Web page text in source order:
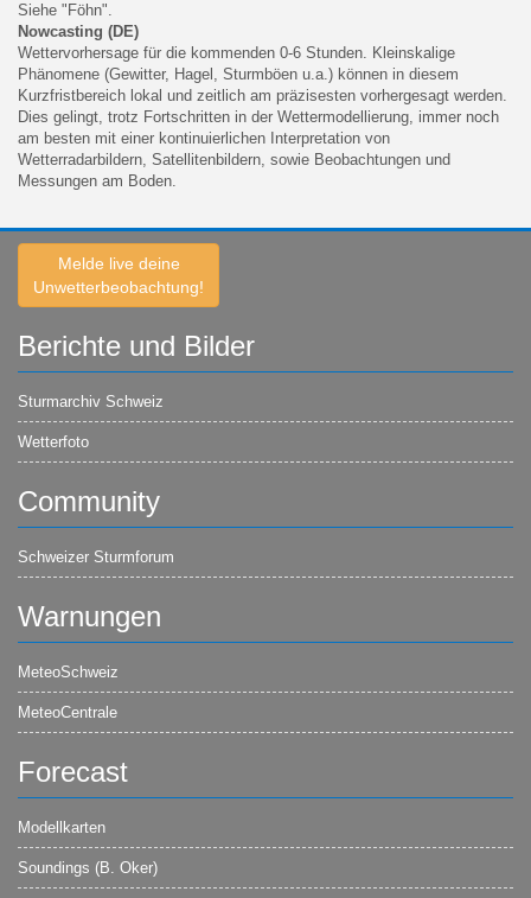
Siehe "Föhn".
Nowcasting (DE)
Wettervorhersage für die kommenden 0-6 Stunden. Kleinskalige
Phänomene (Gewitter, Hagel, Sturmböen u.a.) können in diesem
Kurzfristbereich lokal und zeitlich am präzisesten vorhergesagt werden.
Dies gelingt, trotz Fortschritten in der Wettermodellierung, immer noch
am besten mit einer kontinuierlichen Interpretation von
Wetterradarbildern, Satellitenbildern, sowie Beobachtungen und
Messungen am Boden.
Melde live deine
Unwetterbeobachtung!
Berichte und Bilder
Sturmarchiv Schweiz
Wetterfoto
Community
Schweizer Sturmforum
Warnungen
MeteoSchweiz
MeteoCentrale
Forecast
Modellkarten
Soundings (B. Oker)